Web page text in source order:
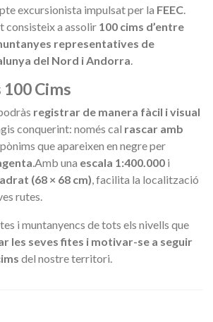
excursionista impulsat per la FEEC.
consisteix a assolir 100 cims d’entre
representatives de
del Nord i Andorra.
Cims
registrar de manera fàcil i visual
conquerint: només cal rascar amb
que apareixen en negre per
.Amb una escala 1:400.000 i
(68 × 68 cm), facilita la localització
rutes.
i muntanyencs de tots els nivells que
les seves fites i motivar-se a seguir
del nostre territori.